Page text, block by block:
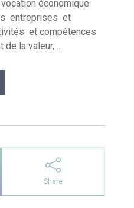
économique
entreprises et
et compétences
la valeur, ...
Share